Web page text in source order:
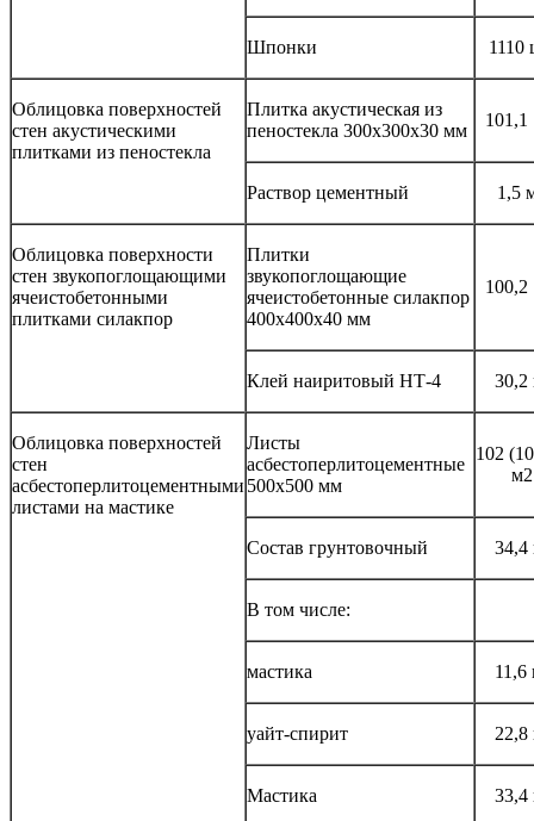
Шпонки 1110
Облицовка поверхностей
стен акустическими
плитками из пеностекла
Плитка акустическая из
пеностекла 300x300x30 мм
Раствор цементный 1,5
Облицовка поверхности
стен звукопоглощающими
ячеистобетонными
плитками силакпор
Плитки
звукопоглощающие
ячеистобетонные силакпор
400x400x40 мм
Клей наиритовый НТ-4 30,2
Облицовка поверхностей
стен
асбестоперлитоцементными
листами на мастике
Листы
асбестоперлитоцементные
500x500 мм
102
м2
Состав грунтовочный 34,4
В том числе:
мастика 11,6
уайт-спирит 22,8
Мастика 33,4